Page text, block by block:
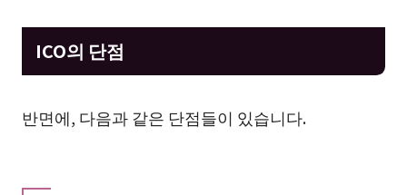
ICO의 단점
반면에, 다음과 같은 단점들이 있습니다.